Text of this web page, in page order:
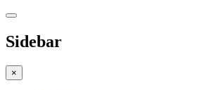
Sidebar
×